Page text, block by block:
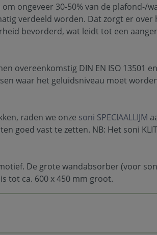
ongeveer 30-50% van de plafond-/
verdeeld worden. Dat zorgt er
bevorderd, wat leidt tot een
overeenkomstig DIN EN ISO 13501
waar het geluidsniveau moet
raden we onze soni SPECIAALLIJM
goed vast te zetten. NB: Het soni
De grote wandabsorber (voor
tot ca. 600 x 450 mm groot.